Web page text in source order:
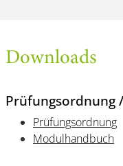
Downloads
Prüfungsordnung
Prüfungsordnung
Modulhandbuch